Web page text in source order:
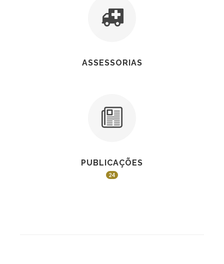
ASSESSORIAS
PUBLICAÇÕES
24